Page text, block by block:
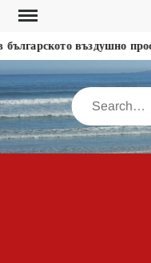
Skip
content
въздушно
Search